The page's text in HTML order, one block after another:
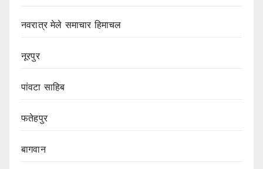
नवरात्र मेले समाचार हिमाचल
नूरपुर
पांवटा साहिब
फतेहपुर
बागवान